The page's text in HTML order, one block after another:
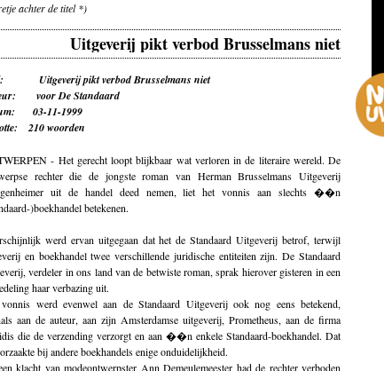
achter de titel *)
Uitgeverij pikt verbod Brusselmans niet
Uitgeverij pikt verbod Brusselmans niet
voor De Standaard
03-11-1999
210 woorden
- Het gerecht loopt blijkbaar wat verloren in de literaire wereld. De
rechter die de jongste roman van Herman Brusselmans Uitgeverij
uit de handel deed nemen, liet het vonnis aan slechts ��n
)boekhandel betekenen.
werd ervan uitgegaan dat het de Standaard Uitgeverij betrof, terwijl
en boekhandel twee verschillende juridische entiteiten zijn. De Standaard
verdeler in ons land van de betwiste roman, sprak hierover gisteren in een
haar verbazing uit.
werd evenwel aan de Standaard Uitgeverij ook nog eens betekend,
aan de auteur, aan zijn Amsterdamse uitgeverij, Prometheus, aan de firma
die de verzending verzorgt en aan ��n enkele Standaard-boekhandel. Dat
bij andere boekhandels enige onduidelijkheid.
klacht van modeontwerpster Ann Demeulemeester had de rechter verboden